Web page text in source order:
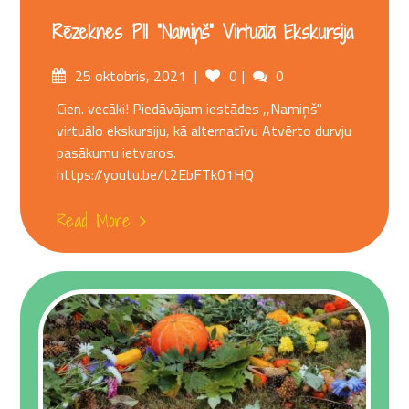
Rēzeknes PII “Namiņš” Virtuālā Ekskursija
Posted25 oktobris, 2021 0 Comments
0
Cien. vecāki! Piedāvājam iestādes ,,Namiņš"
virtuālo ekskursiju, kā alternatīvu Atvērto durvju
pasākumu ietvaros.
https://youtu.be/t2EbFTk01HQ
Read More